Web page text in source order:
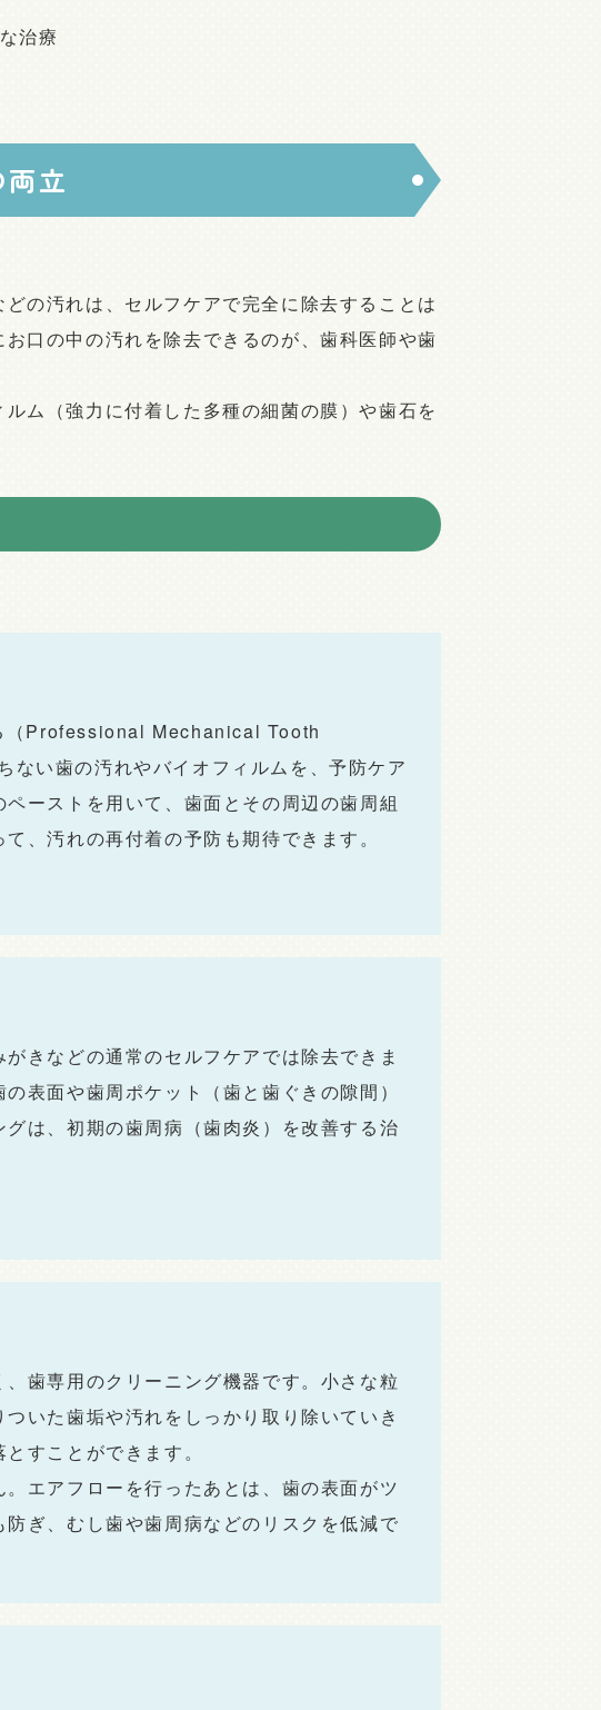
治療
立
の汚れは、セルフケアで完全に除去することは
口の中の汚れを除去できるのが、歯科医師や歯
ム（強力に付着した多種の細菌の膜）や歯石を
（Professional Mechanical Tooth
い歯の汚れやバイオフィルムを、予防ケア
ーストを用いて、歯面とその周辺の歯周組
、汚れの再付着の予防も期待できます。
きなどの通常のセルフケアでは除去できま
表面や歯周ポケット（歯と歯ぐきの隙間）
は、初期の歯周病（歯肉炎）を改善する治
歯専用のクリーニング機器です。小さな粒
いた歯垢や汚れをしっかり取り除いていき
すことができます。
エアフローを行ったあとは、歯の表面がツ
ぎ、むし歯や歯周病などのリスクを低減で